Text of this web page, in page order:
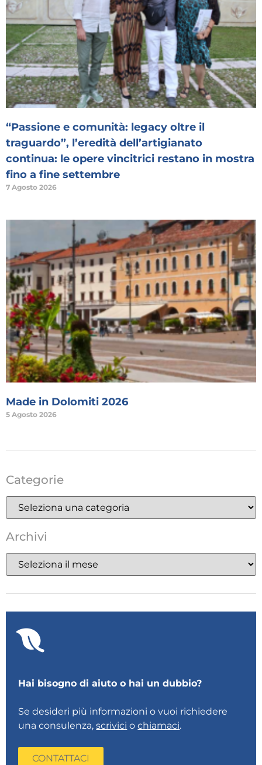
“Passione e comunità: legacy oltre il
traguardo”, l’eredità dell’artigianato
continua: le opere vincitrici restano in mostra
fino a fine settembre
7 Agosto 2026
Made in Dolomiti 2026
5 Agosto 2026
Categorie
Archivi
Hai bisogno di aiuto o hai un dubbio?
Se desideri più informazioni o vuoi richiedere
una consulenza,scrivici ochiamaci.
CONTATTACI